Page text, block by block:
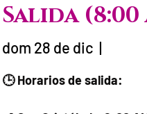
Salida (8:00
dom 28 de dic
  |
🕒 Horarios de salida: